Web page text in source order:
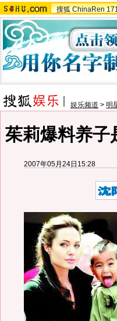
搜狐 ChinaRen
娱乐频道 > 明
茱莉爆料养子
2007年05月24日15:28